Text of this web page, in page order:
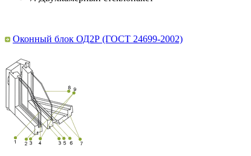
Оконный блок ОД2Р (ГОСТ 24699-2002)